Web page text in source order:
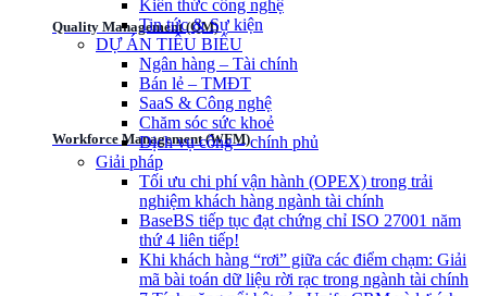
Quality Management (QM)
Workforce Management (WFM)
Kiến thức công nghệ
Tin tức & Sự kiện
DỰ ÁN TIÊU BIỂU
Ngân hàng – Tài chính
Bán lẻ – TMĐT
SaaS & Công nghệ
Chăm sóc sức khoẻ
Dịch vụ công – chính phủ
Giải pháp
Tối ưu chi phí vận hành (OPEX) trong trải
nghiệm khách hàng ngành tài chính
BaseBS tiếp tục đạt chứng chỉ ISO 27001 năm
thứ 4 liên tiếp!
Khi khách hàng “rơi” giữa các điểm chạm: Giải
mã bài toán dữ liệu rời rạc trong ngành tài chính